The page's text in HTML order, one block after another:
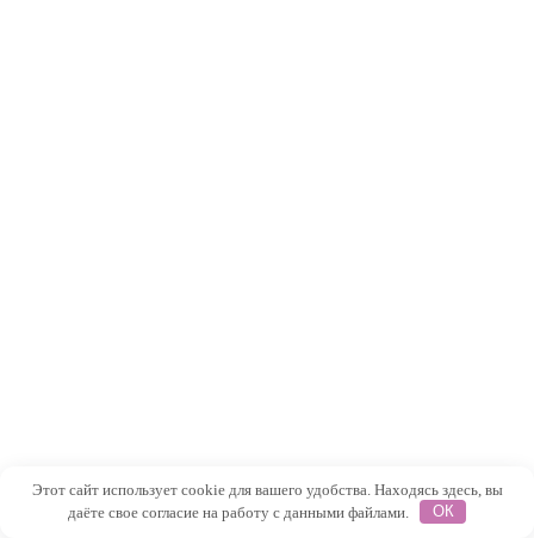
Этот сайт использует cookie для вашего удобства. Находясь здесь, вы
даёте свое согласие на работу с данными файлами.
ОК